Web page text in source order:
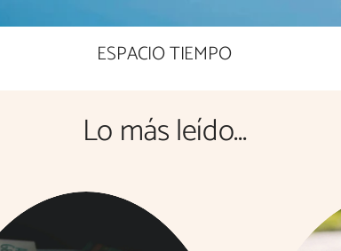
ESPACIO TIEMPO
Lo más leído...